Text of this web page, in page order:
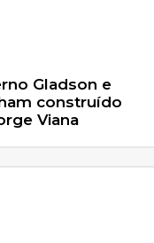
Gladson e
construído
Viana